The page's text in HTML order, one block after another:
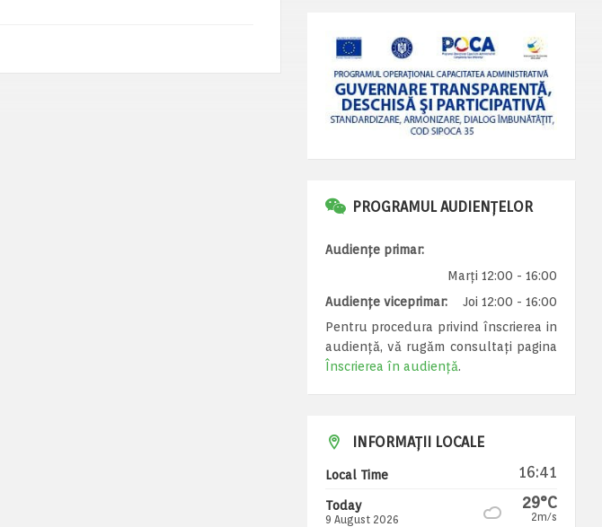
PROGRAMUL AUDIENȚELOR
Audiențe primar:
Marți 12:00 - 16:00
Audiențe viceprimar:
Joi 12:00 - 16:00
Pentru procedura privind înscrierea in
audiență, vă rugăm consultați pagina
Înscrierea în audiență.
INFORMAȚII LOCALE
Local Time 16:41
Today
9 August 2026
29°C
2m/s